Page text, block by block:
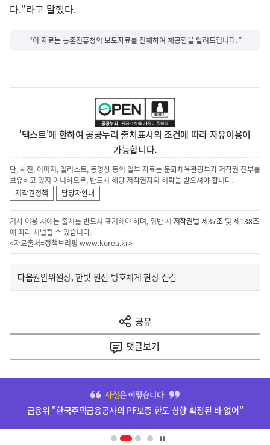
다."라고 말했다.
“이 자료는 농촌진흥청의 보도자료를 전재하여 제공함을 알려드립니다.”
'텍스트'에 한하여 공공누리 출처표시의 조건에 따라 자유이용이
가능합니다.
단, 사진, 이미지, 일러스트, 동영상 등의 일부 자료는 문화체육관광부가 저작권 전부를
보유하고 있지 아니하므로, 반드시 해당 저작권자의 허락을 받으셔야 합니다.
저작권정책
담당자안내
기사 이용 시에는 출처를 반드시 표기해야 하며, 위반 시 저작권법 제37조 및제138조
에 따라 처벌될 수 있습니다.
<자료출처=정책브리핑 www.korea.kr>
이
전
다
음
다음기
사
원안위원장, 한빛 원전 방호체계 현장 점검
공유
열
기
댓글보기
금융위 "한국주택금융공사의 PF보증 한도 상향 확정된 바 없어"